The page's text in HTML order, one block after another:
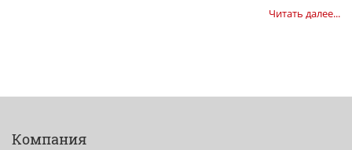
Читать далее...
Компания